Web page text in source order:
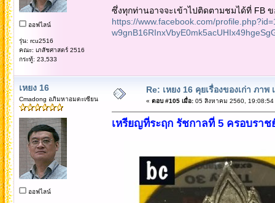
ออฟไลน์
รุ่น: rcu2516
คณะ: เภสัชศาสตร์ 2516
กระทู้: 23,533
ซึ่งทุกท่านอาจจะเข้าไปติดตามชมได้ที่ FB
https://www.facebook.com/
เหยง 16
Cmadong อภิมหาอมตะเซียน
ออฟไลน์
Re: เหยง 16 คุยเรื่องของเก่า ภา
« ตอบ #105 เมื่อ:05 สิงหาคม 2560, 19:08:54
เหรียญที่ระฤก รัชกาลที่ 5 ครอบรา